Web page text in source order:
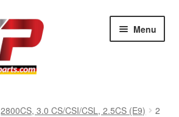
Menu
2800CS, 3.0 CS/CSI/CSL, 2.5CS (E9)
2